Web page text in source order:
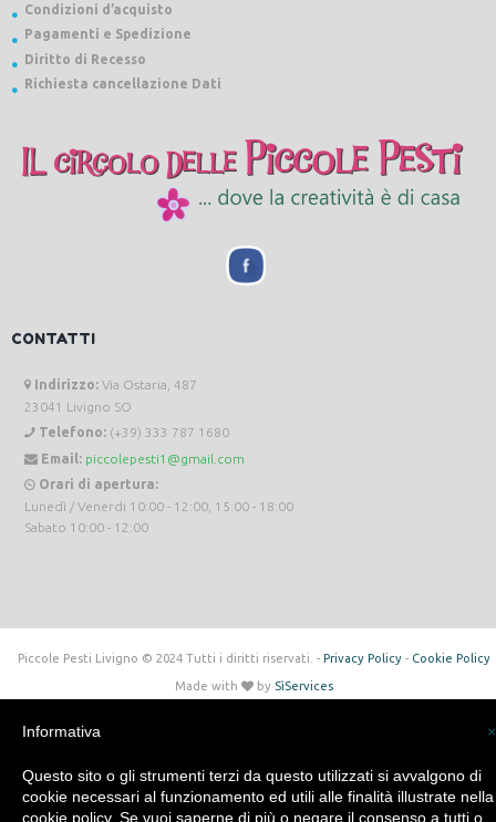
Condizioni d’acquisto
Pagamenti e Spedizione
Diritto di Recesso
Richiesta cancellazione Dati
CONTATTI
Indirizzo: Via Ostaria, 487
23041 Livigno SO
Telefono: (+39) 333 787 1680
Email: piccolepesti1@gmail.com
Orari di apertura:
Lunedì / Venerdi 10:00 - 12:00, 15:00 - 18:00
Sabato 10:00 - 12:00
Piccole Pesti Livigno © 2024 Tutti i diritti riservati. - Privacy Policy- Cookie Policy
Made with by SìServices
×
Informativa
Questo sito o gli strumenti terzi da questo utilizzati si avvalgono di
cookie necessari al funzionamento ed utili alle finalità illustrate nella
cookie policy. Se vuoi saperne di più o negare il consenso a tutti o